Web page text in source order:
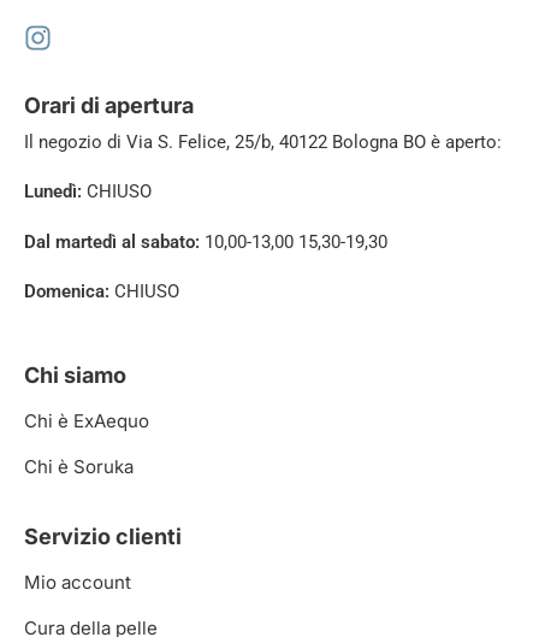
Orari di apertura
Il negozio di Via S. Felice, 25/b, 40122 Bologna BO è aperto:
Lunedì: CHIUSO
Dal martedì al sabato: 10,00-13,00 15,30-19,30
Domenica: CHIUSO
Chi siamo
Chi è ExAequo
Chi è Soruka
Servizio clienti
Mio account
Cura della pelle